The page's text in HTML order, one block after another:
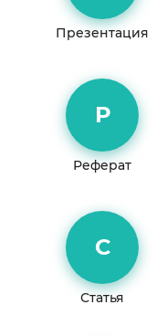
Презентация
Р
Реферат
С
Статья